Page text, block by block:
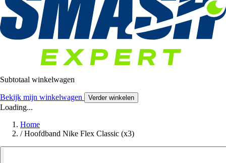
Subtotaal winkelwagen
Bekijk mijn winkelwagen Verder winkelen
Loading...
Home
/ Hoofdband Nike Flex Classic (x3)